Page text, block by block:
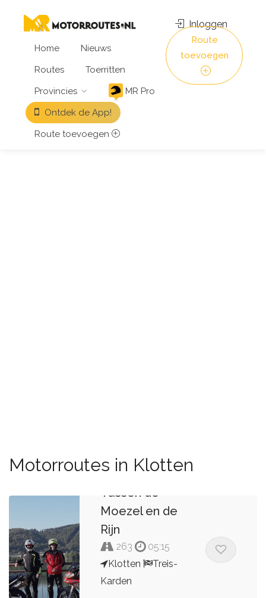
Home
Nieuws
Routes
Toerritten
Provincies
MR Pro
Ontdek de App!
Route toevoegen
Inloggen
Route
toevoegen
Motorroutes in Klotten
Tussen de
Moezel en de
Rijn
263
05:15
Klotten
Treis-
Karden